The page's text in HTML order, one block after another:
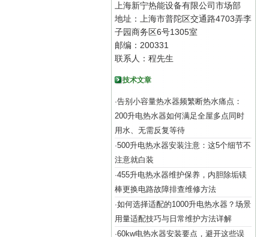
上海新宁热能设备有限公司市场部
地址：上海市普陀区交通路4703弄李
子园商务区6号1305室
邮编：200331
联系人：程先生
技术文章
·告别小容量热水器频繁断热水痛点：
200升电热水器如何满足全屋多点同时
用水、无需反复等待
·500升电热水器安装注意：这5个细节不
注意就白装
·455升电热水器维护保养，内胆除垢镁
棒更换电路故障排查维修方法
·如何选择适配的1000升电热水器？场景
用量适配技巧与日常维护方法详解
·60kw电热水器安装要点，避开这些误